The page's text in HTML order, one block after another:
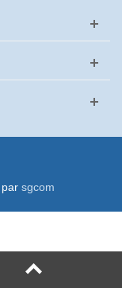
sgcom